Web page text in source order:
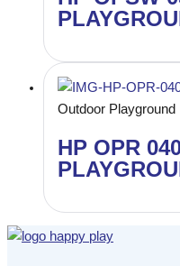
Outdoor Playground
HP OPR